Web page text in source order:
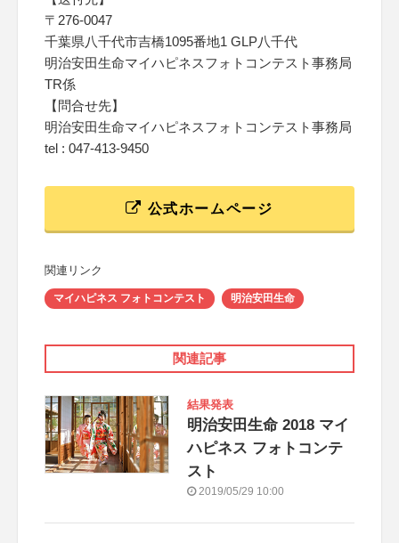
〒276-0047
千葉県八千代市吉橋1095番地1 GLP八千代
明治安田生命マイハピネスフォトコンテスト事務局
TR係
【問合せ先】
明治安田生命マイハピネスフォトコンテスト事務局
tel : 047-413-9450
公式ホームページ
関連リンク
マイハピネス フォトコンテスト 明治安田生命
関連記事
結果発表
明治安田生命 2018 マイ
ハピネス フォトコンテ
スト
2019/05/29 10:00